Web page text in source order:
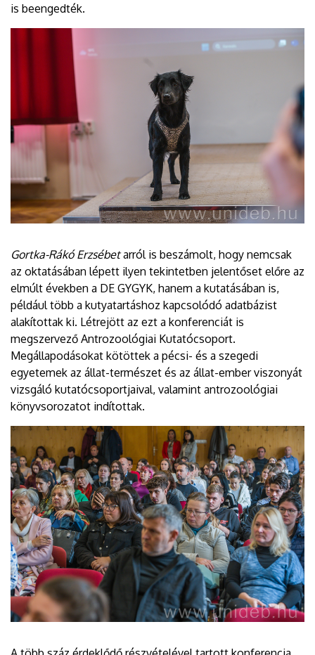
is beengedték.
Gortka-Rákó Erzsébetarról is beszámolt, hogy nemcsak
az oktatásában lépett ilyen tekintetben jelentőset előre az
elmúlt években a DE GYGYK, hanem a kutatásában is,
például több a kutyatartáshoz kapcsolódó adatbázist
alakítottak ki. Létrejött az ezt a konferenciát is
megszervező Antrozoológiai Kutatócsoport.
Megállapodásokat kötöttek a pécsi- és a szegedi
egyetemek az állat-természet és az állat-ember viszonyát
vizsgáló kutatócsoportjaival, valamint antrozoológiai
könyvsorozatot indítottak.